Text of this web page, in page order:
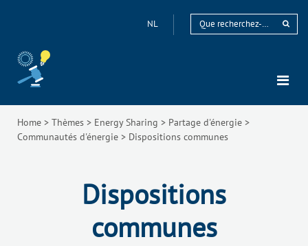
NL
Home > Thèmes > Energy Sharing > Partage d'énergie >
Communautés d'énergie > Dispositions communes
Dispositions
communes